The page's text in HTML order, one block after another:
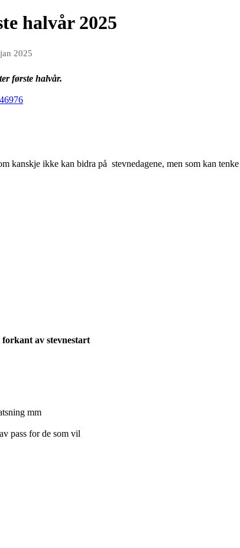
halvår 2025
2025
første halvår.
kanskje ikke kan bidra på stevnedagene, men som kan
forkant av stevnestart
mm
pass for de som vil